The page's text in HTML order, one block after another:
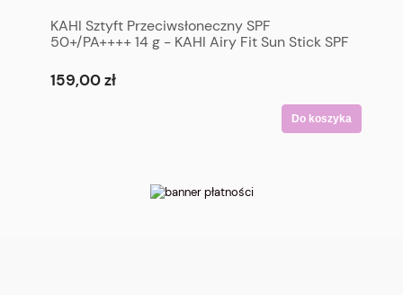
KAHI Sztyft Przeciwsłoneczny SPF
50+/PA++++ 14 g - KAHI Airy Fit Sun Stick SPF
159,00 zł
Do koszyka